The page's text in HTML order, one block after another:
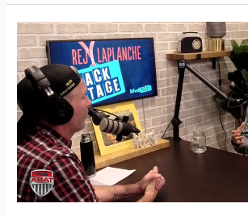
Rej
Laplanche
Backstage
–
Nouveau
podcast
avec
Dom
Pelletier